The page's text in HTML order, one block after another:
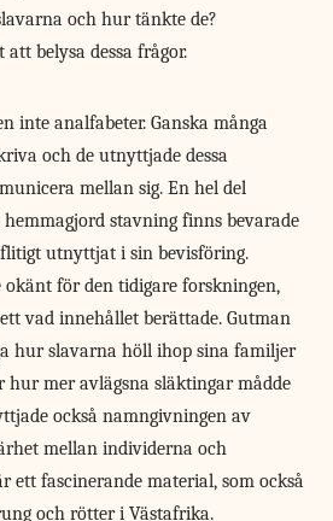
och hur tänkte de?
belysa dessa frågor.
inte analfabeter. Ganska många
och de utnyttjade dessa
mellan sig. En hel del
stavning finns bevarade
utnyttjat i sin bevisföring.
för den tidigare forskningen,
vad innehållet berättade. Gutman
hur slavarna höll ihop sina familjer
hur mer avlägsna släktingar mådde
också namngivningen av
mellan individerna och
ett fascinerande material, som också
och rötter i Västafrika.